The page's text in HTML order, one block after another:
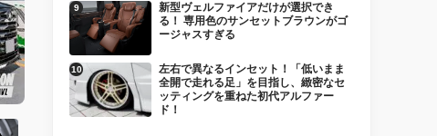
新型ヴェルファイアだけが選択でき
る！ 専用色のサンセットブラウンがゴ
ージャスすぎる
左右で異なるインセット！「低いまま
全開で走れる足」を目指し、緻密なセ
ッティングを重ねた初代アルファー
ド！